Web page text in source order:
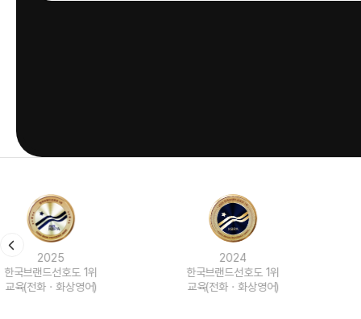
한국브랜드선호도 1위
교육(전화ㆍ화상영어)
한국브랜드선호도 1위
교육(전화ㆍ화상영어)